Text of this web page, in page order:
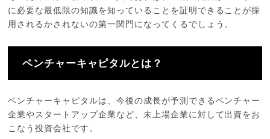
に必要な最低限の知識を知っていることを証明できることが採
用されるかされないの第一関門になってくるでしょう。
ベンチャーキャピタルとは？
ベンチャーキャピタルは、今後の成長が予測できるベンチャー
企業やスタートアップ企業など、未上場企業に対して出資をお
こなう投資会社です。